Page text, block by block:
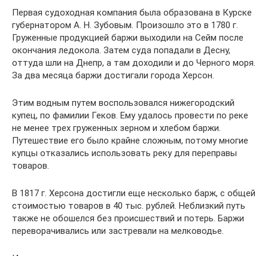
Первая судоходная компания была образована в Курске
губернатором А. Н. Зубовым. Произошло это в 1780 г.
Груженные продукцией баржи выходили на Сейм после
окончания ледокола. Затем суда попадали в Десну,
оттуда шли на Днепр, а там доходили и до Черного моря.
За два месяца баржи достигали города Херсон.
Этим водным путем воспользовался нижегородский
купец, по фамилии Геков. Ему удалось провести по реке
не менее трех груженных зерном и хлебом баржи.
Путешествие его было крайне сложным, потому многие
купцы отказались использовать реку для переправы
товаров.
В 1817 г. Херсона достигли еще несколько барж, с общей
стоимостью товаров в 40 тыс. рублей. Неблизкий путь
также не обошелся без происшествий и потерь. Баржи
переворачивались или застревали на мелководье.